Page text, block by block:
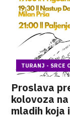
TURANJ - SRCE
Proslava
kolovoza
mladih